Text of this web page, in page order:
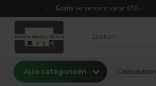
Gratis verzending vanaf €50,-
Alle categorieën Cadeaubon